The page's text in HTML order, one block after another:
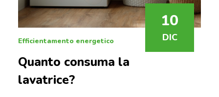
10
DIC
Efficientamento energetico
Quanto consuma la
lavatrice?